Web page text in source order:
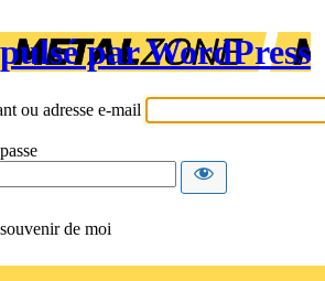
par WordPress
ou adresse e-mail
de moi